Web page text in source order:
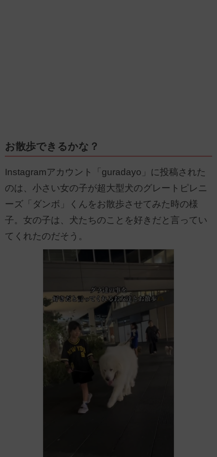
お散歩できるかな？
Instagramアカウント「guradayo」に投稿された
のは、小さい女の子が超大型犬のグレートピレニ
ーズ「ダンボ」くんをお散歩させてみた時の様
子。女の子は、犬たちのことを好きだと言ってい
てくれたのだそう。